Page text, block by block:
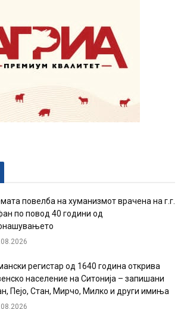
повелба на хуманизмот врачена на г.г.
по повод 40 години од
регистар од 1640 година открива
население на Ситонија – запишани
Пејо, Стан, Мирчо, Милко и други имиња